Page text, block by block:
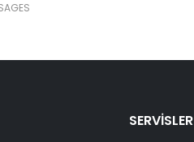
SERVİSLER